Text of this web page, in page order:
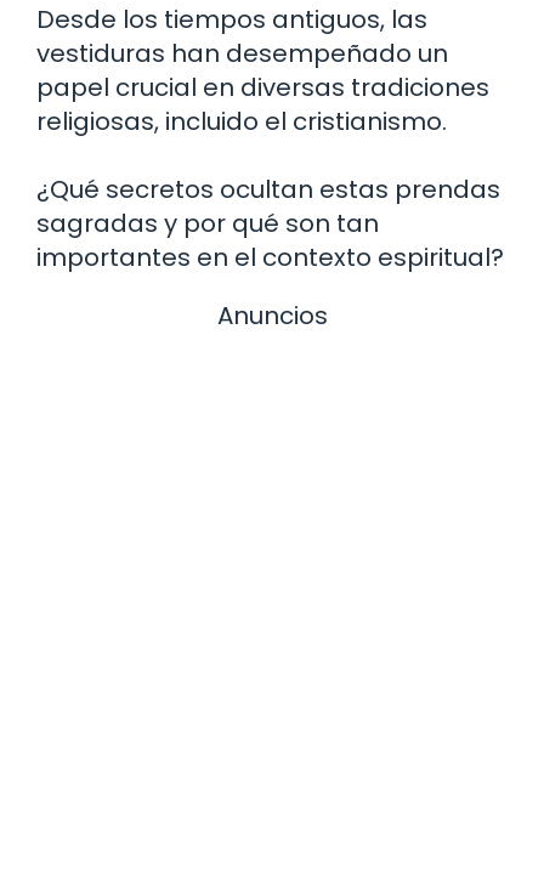
Desde los tiempos antiguos, las
vestiduras han desempeñado un
papel crucial en diversas tradiciones
religiosas, incluido el cristianismo.
¿Qué secretos ocultan estas prendas
sagradas y por qué son tan
importantes en el contexto espiritual?
Anuncios